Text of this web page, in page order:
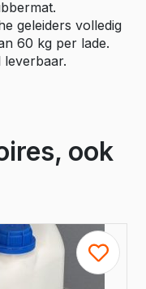
geleiders volledig
60 kg per lade.
leverbaar.
ook